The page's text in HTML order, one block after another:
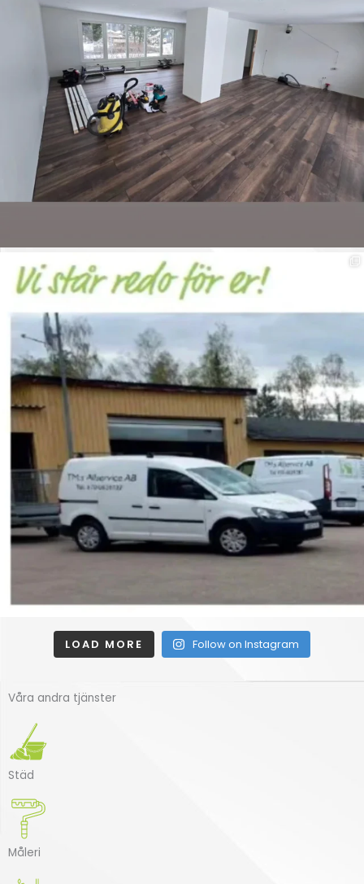
LOAD MORE Follow on Instagram
Våra andra tjänster
Städ
Måleri